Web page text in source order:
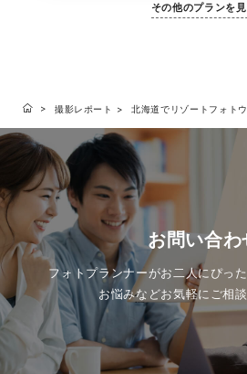
安心してお選びいただける、ベーシックな
その他のプランを
撮影レポート 北海道でリゾートフォト
お問い合わ
フォトプランナーがお二人にぴっ
お悩みなどお気軽にご相